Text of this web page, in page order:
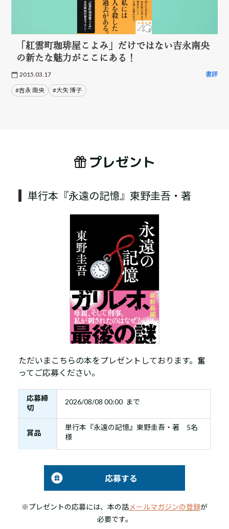
「紅雲町珈琲屋こよみ」だけではない吉永南央
の新たな魅力がここにある！
2015.03.17 書評
#吉永 南央 #大矢 博子
プレゼント
単行本『永遠の記憶』東野圭吾・著
ただいまこちらの本をプレゼントしております。奮
ってご応募ください。
応募締
切
2026/08/08 00:00 まで
賞品
単行本『永遠の記憶』東野圭吾・著 5名
様
応募する
※プレゼントの応募には、本の話メールマガジンの登録が
必要です。